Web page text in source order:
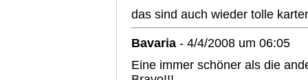
das sind auch wieder tolle
Bavaria - 4/4/2008 um 06:05
Eine immer schöner als die